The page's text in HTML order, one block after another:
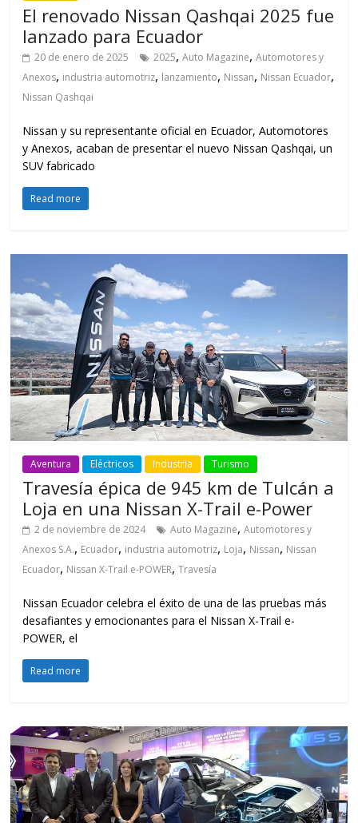
El renovado Nissan Qashqai 2025 fue
lanzado para Ecuador
20 de enero de 2025 2025,Auto Magazine,Automotores y
Anexos, industria automotriz, lanzamiento, Nissan, Nissan Ecuador,
Nissan Qashqai
Nissan y su representante oficial en Ecuador, Automotores
y Anexos, acaban de presentar el nuevo Nissan Qashqai, un
SUV fabricado
Read more
Aventura Eléctricos Industria Turismo
Travesía épica de 945 km de Tulcán a
Loja en una Nissan X-Trail e-Power
2 de noviembre de 2024 Auto Magazine,Automotores y
Anexos S.A., Ecuador, industria automotriz, Loja, Nissan, Nissan
Ecuador, Nissan X-Trail e-POWER,Travesía
Nissan Ecuador celebra el éxito de una de las pruebas más
desafiantes y emocionantes para el Nissan X-Trail e-
POWER, el
Read more